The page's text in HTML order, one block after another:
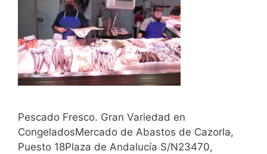
Pescado Fresco. Gran Variedad en
CongeladosMercado de Abastos de Cazorla,
Puesto 18Plaza de Andalucía S/N23470,